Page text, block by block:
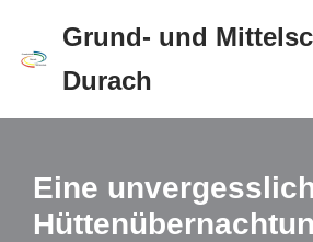
Zum
springen
Grund- und
Durach
Eine